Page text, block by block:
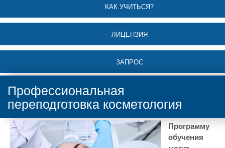
КАК УЧИТЬСЯ?
ЛИЦЕНЗИЯ
ЗАПРОС
Профессиональная
переподготовка косметология
Программу
обучения